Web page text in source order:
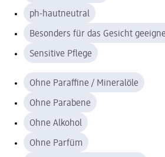
ph-hautneutral
Besonders für das Gesicht
Sensitive Pflege
Ohne Paraffine / Mineralöle
Ohne Parabene
Ohne Alkohol
Ohne Parfüm